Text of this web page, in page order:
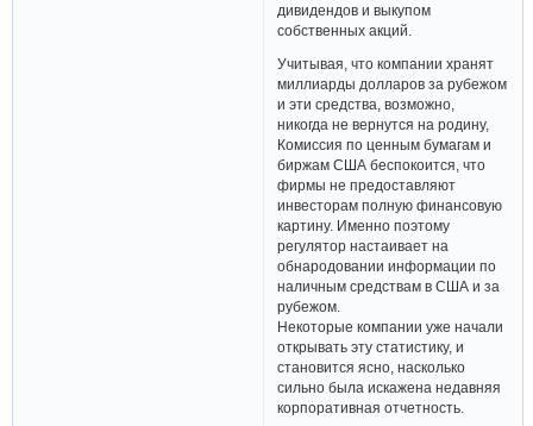
дивидендов и выкупом
собственных акций.
Учитывая, что компании хранят
миллиарды долларов за рубежом
и эти средства, возможно,
никогда не вернутся на родину,
Комиссия по ценным бумагам и
биржам США беспокоится, что
фирмы не предоставляют
инвесторам полную финансовую
картину. Именно поэтому
регулятор настаивает на
обнародовании информации по
наличным средствам в США и за
рубежом.
Некоторые компании уже начали
открывать эту статистику, и
становится ясно, насколько
сильно была искажена недавняя
корпоративная отчетность.